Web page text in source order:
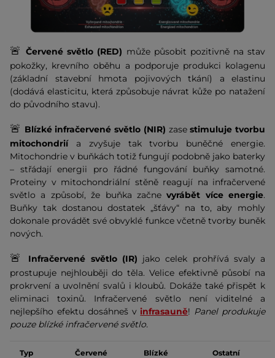
🚨 Červené světlo (RED) může působit pozitivně na stav
pokožky, krevního oběhu a podporuje produkci kolagenu
(základní stavební hmota pojivových tkání) a elastinu
(dodává elasticitu, která způsobuje návrat kůže po natažení
do původního stavu).
🚨 Blízké infračervené světlo (NIR) zasestimuluje tvorbu
mitochondrií a zvyšuje tak tvorbu buněčné energie.
Mitochondrie v buňkách totiž fungují podobně jako baterky
– střádají energii pro řádné fungování buňky samotné.
Proteiny v mitochondriální stěně reagují na infračervené
světlo a způsobí, že buňka začnevyrábět více energie.
Buňky tak dostanou dostatek „šťávy“ na to, aby mohly
dokonale provádět své obvyklé funkce včetně tvorby buněk
nových.
🚨 Infračervené světlo (IR) jako celek prohřívá svaly a
prostupuje nejhlouběji do těla. Velice efektivně působí na
prokrvení a uvolnění svalů i kloubů. Dokáže také přispět k
eliminaci toxinů. Infračervené světlo není viditelné a
nejlepšího efektu dosáhneš v infrasauně! Panel produkuje
pouze blízké infračervené světlo.
Typ
Červené
Blízké
Ostatní